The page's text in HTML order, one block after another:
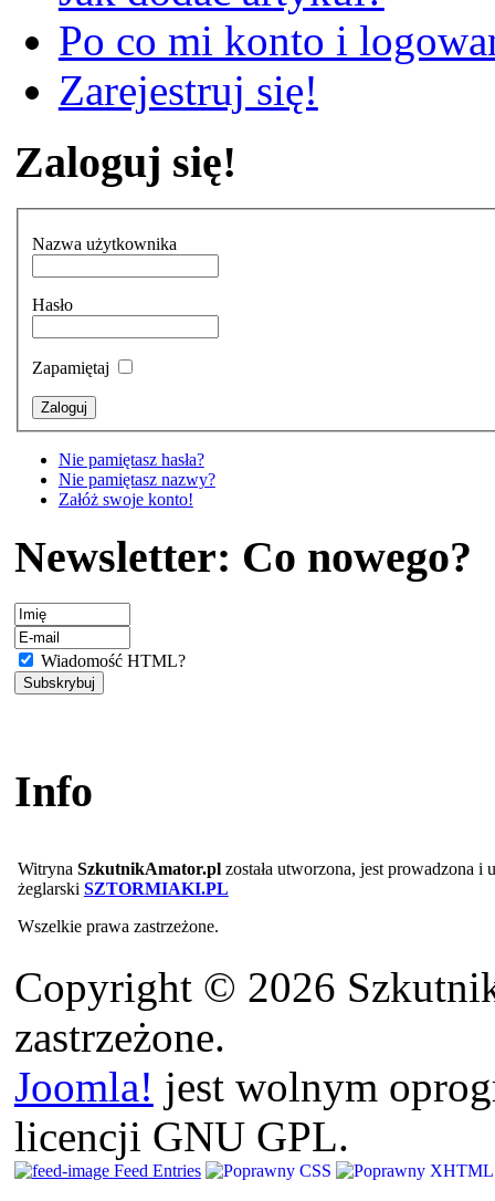
Po co mi konto i
Zarejestruj się!
Zaloguj się!
Nazwa użytkownika
Hasło
Zapamiętaj
Nie pamiętasz hasła?
Nie pamiętasz nazwy?
Załóż swoje konto!
Newsletter: Co nowego?
Wiadomość HTML?
Info
Witryna SzkutnikAmator.plzostała utworzona, jest prowadzona i
żeglarski SZTORMIAKI.PL
Wszelkie prawa zastrzeżone.
Copyright © 2026
zastrzeżone.
Joomla! jest wolnym
licencji GNU GPL.
Feed Entries